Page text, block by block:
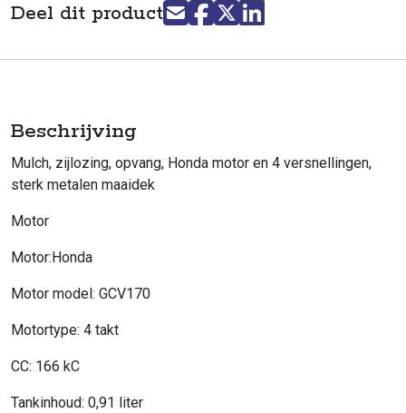
Deel dit product
Beschrijving
Mulch, zijlozing, opvang, Honda motor en 4 versnellingen,
sterk metalen maaidek
Motor
Motor:Honda
Motor model: GCV170
Motortype: 4 takt
CC: 166 kC
Tankinhoud: 0,91 liter